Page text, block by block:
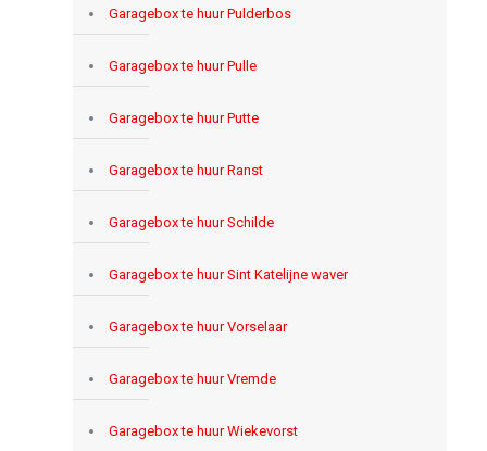
Garagebox te huur Pulderbos
Garagebox te huur Pulle
Garagebox te huur Putte
Garagebox te huur Ranst
Garagebox te huur Schilde
Garagebox te huur Sint Katelijne waver
Garagebox te huur Vorselaar
Garagebox te huur Vremde
Garagebox te huur Wiekevorst